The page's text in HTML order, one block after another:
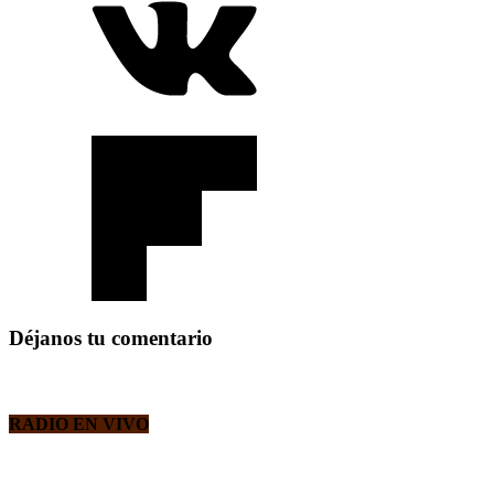
Déjanos tu comentario
RADIO EN VIVO